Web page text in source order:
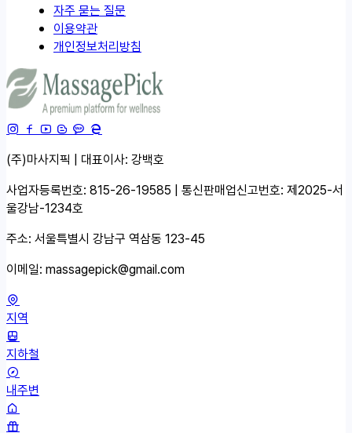
자주 묻는 질문
이용약관
개인정보처리방침
(주)마사지픽 | 대표이사: 강백호
사업자등록번호: 815-26-19585 | 통신판매업신고번호: 제2025-서
울강남-1234호
주소: 서울특별시 강남구 역삼동 123-45
이메일: massagepick@gmail.com
지역
지하철
내주변